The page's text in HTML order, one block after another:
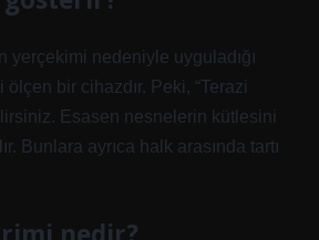
yerçekimi nedeniyle uyguladığı
ölçen bir cihazdır. Peki, “Terazi
Esasen nesnelerin kütlesini
Bunlara ayrıca halk arasında tartı